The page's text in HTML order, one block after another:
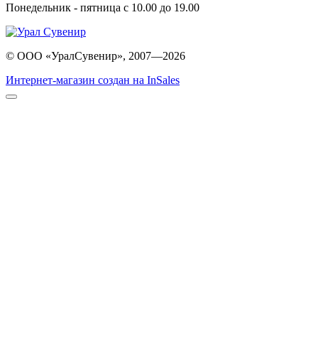
Понедельник - пятница с 10.00 до 19.00
© ООО «УралСувенир», 2007—2026
Интернет-магазин создан на InSales